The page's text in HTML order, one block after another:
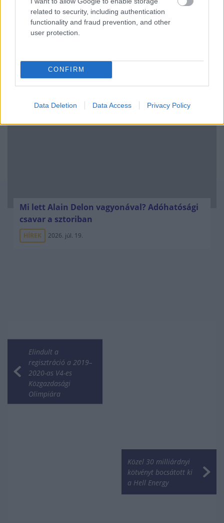
related to security, including authentication
functionality and fraud prevention, and other
user protection.
CONFIRM
Data Deletion Data Access Privacy Policy
Minden idők legjövedelmezőbbje és
gyorsmérleg
HÍREK 2026. júl. 20.
Mi lett Alain Delon vagyonával? Adóhatósági
csavar a sztoriban
HÍREK 2026. júl. 19.
Elindult a
regisztráció a 2019–
2020-as V4-es
Közgazdasági
Olimpiára
Közel 30 milliárdnyi
kötvényt bocsátott ki
a Hell Energy